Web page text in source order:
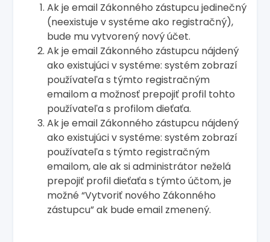
Ak je email Zákonného zástupcu jedinečný
(neexistuje v systéme ako registračný),
bude mu vytvorený nový účet.
Ak je email Zákonného zástupcu nájdený
ako existujúci v systéme: systém zobrazí
používateľa s týmto registračným
emailom a možnosť prepojiť profil tohto
používateľa s profilom dieťaťa.
Ak je email Zákonného zástupcu nájdený
ako existujúci v systéme: systém zobrazí
používateľa s týmto registračným
emailom, ale ak si administrátor neželá
prepojiť profil dieťaťa s týmto účtom, je
možné “Vytvoriť nového Zákonného
zástupcu” ak bude email zmenený.